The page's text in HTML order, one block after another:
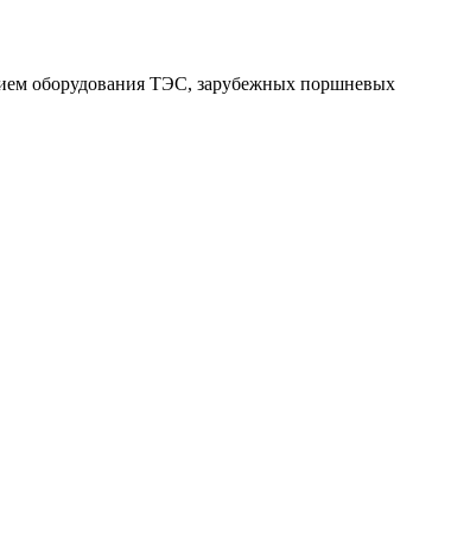
оборудования ТЭС, зарубежных поршневых